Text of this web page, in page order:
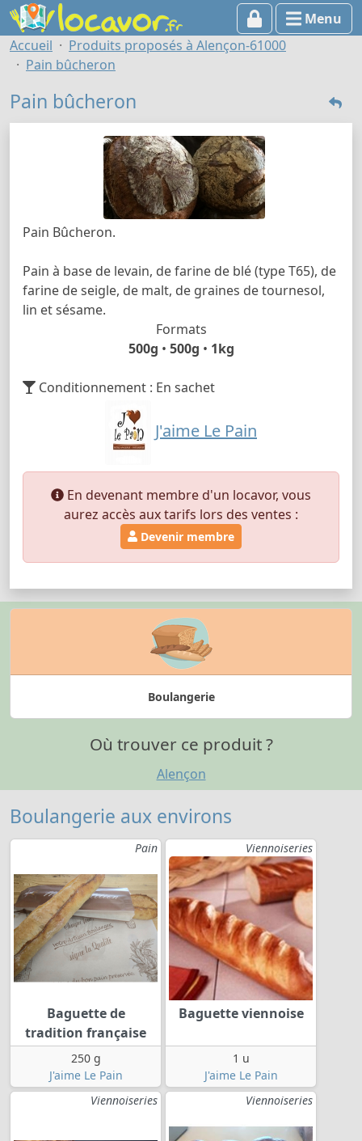
Menu
Accueil
Produits proposés à Alençon-61000
Pain bûcheron
Pain bûcheron
Pain Bûcheron.
Pain à base de levain, de farine de blé (type T65), de
farine de seigle, de malt, de graines de tournesol,
lin et sésame.
Formats
500g • 500g • 1kg
Conditionnement : En sachet
J'aime Le Pain
En devenant membre d'un locavor, vous
aurez accès aux tarifs lors des ventes :
Devenir membre
Boulangerie
Où trouver ce produit ?
Alençon
Boulangerie aux environs
Pain
Baguette de
tradition française
250 g
J'aime Le Pain
Viennoiseries
Baguette viennoise
1 u
J'aime Le Pain
Viennoiseries
Viennoiseries